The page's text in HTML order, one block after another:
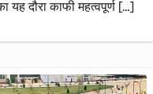
यह दौरा काफी महत्वपूर्ण […]